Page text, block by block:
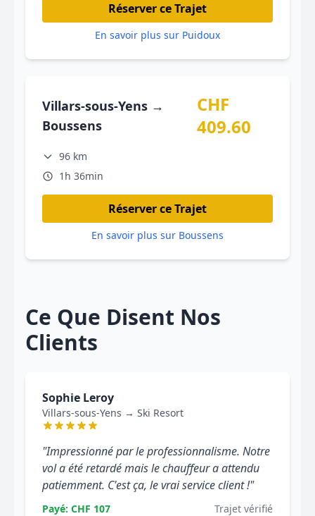
Réserver ce Trajet
En savoir plus sur Puidoux
Villars-sous-Yens →
Boussens
CHF
409.60
96 km
1h 36min
Réserver ce Trajet
En savoir plus sur Boussens
Ce Que Disent Nos
Clients
Sophie Leroy
Villars-sous-Yens → Ski Resort
"Impressionné par le professionnalisme. Notre
vol a été retardé mais le chauffeur a attendu
patiemment. C'est ça, le vrai service client !"
Payé: CHF 107 Trajet vérifié